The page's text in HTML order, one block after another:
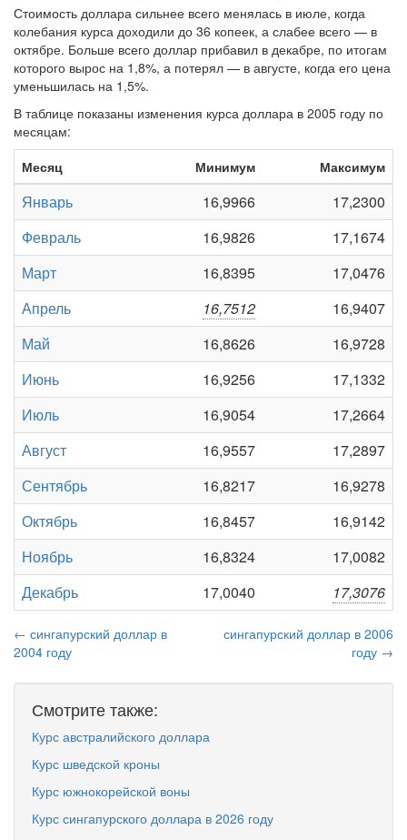
Стоимость доллара сильнее всего менялась в июле, когда
колебания курса доходили до 36 копеек, а слабее всего — в
октябре. Больше всего доллар прибавил в декабре, по итогам
которого вырос на 1,8%, а потерял — в августе, когда его цена
уменьшилась на 1,5%.
В таблице показаны изменения курса доллара в 2005 году по
месяцам:
Месяц
Минимум Максимум
Январь 16,9966
17,2300
Февраль
16,9826
17,1674
Март
16,8395
17,0476
Апрель
16,7512
16,9407
Май
16,8626
16,9728
Июнь
16,9256
17,1332
Июль
16,9054
17,2664
Август
16,9557
17,2897
Сентябрь
16,8217
16,9278
Октябрь
16,8457
16,9142
Ноябрь
16,8324
17,0082
Декабрь
17,0040 17,3076
← сингапурский доллар в
2004 году
сингапурский доллар в 2006
году →
Смотрите также:
Курс австралийского доллара
Курс шведской кроны
Курс южнокорейской воны
Курс сингапурского доллара в 2026 году